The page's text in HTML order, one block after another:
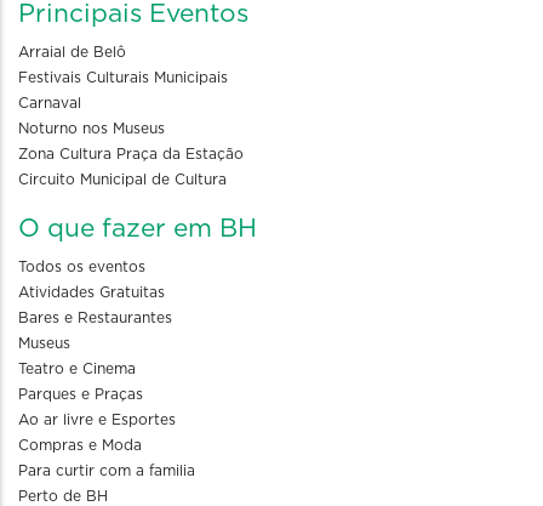
Principais Eventos
Arraial de Belô
Festivais Culturais Municipais
Carnaval
Noturno nos Museus
Zona Cultura Praça da Estação
Circuito Municipal de Cultura
O que fazer em BH
Todos os eventos
Atividades Gratuitas
Bares e Restaurantes
Museus
Teatro e Cinema
Parques e Praças
Ao ar livre e Esportes
Compras e Moda
Para curtir com a familia
Perto de BH